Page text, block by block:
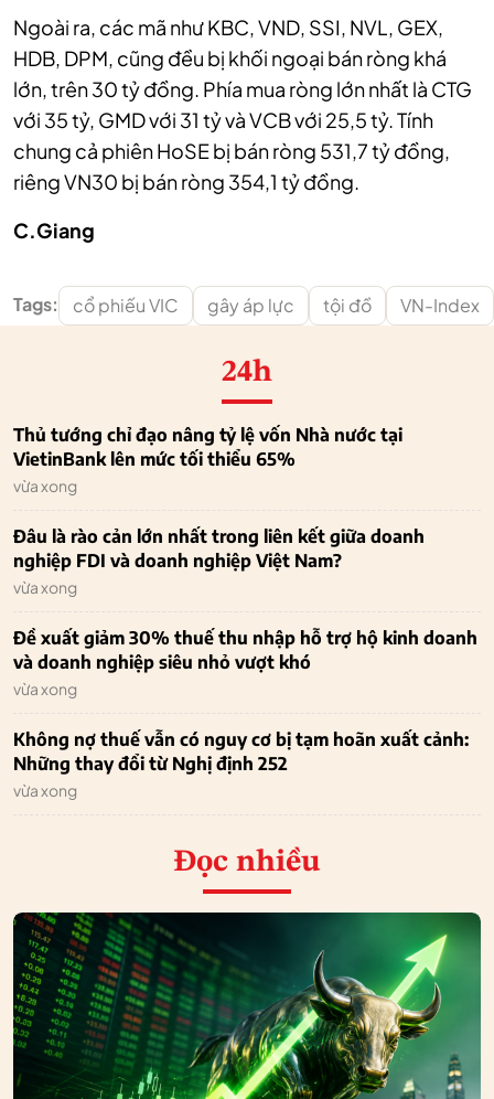
Ngoài ra, các mã như KBC, VND, SSI, NVL, GEX,
HDB, DPM, cũng đều bị khối ngoại bán ròng khá
lớn, trên 30 tỷ đồng. Phía mua ròng lớn nhất là CTG
với 35 tỷ, GMD với 31 tỷ và VCB với 25,5 tỷ. Tính
chung cả phiên HoSE bị bán ròng 531,7 tỷ đồng,
riêng VN30 bị bán ròng 354,1 tỷ đồng.
C.Giang
Tags: cổ phiếu VIC gây áp lực tội đồ VN-Index
24h
Thủ tướng chỉ đạo nâng tỷ lệ vốn Nhà nước tại
VietinBank lên mức tối thiểu 65%
vừa xong
Đâu là rào cản lớn nhất trong liên kết giữa doanh
nghiệp FDI và doanh nghiệp Việt Nam?
vừa xong
Đề xuất giảm 30% thuế thu nhập hỗ trợ hộ kinh doanh
và doanh nghiệp siêu nhỏ vượt khó
vừa xong
Không nợ thuế vẫn có nguy cơ bị tạm hoãn xuất cảnh:
Những thay đổi từ Nghị định 252
vừa xong
Đọc nhiều